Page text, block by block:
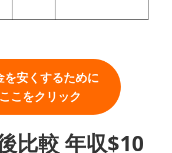
を安くするために
ここをクリック
比較 年収$10